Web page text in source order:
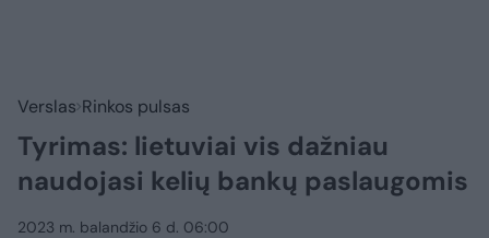
Verslas Rinkos pulsas
Tyrimas: lietuviai vis dažniau
naudojasi kelių bankų paslaugomis
2023 m. balandžio 6 d. 06:00